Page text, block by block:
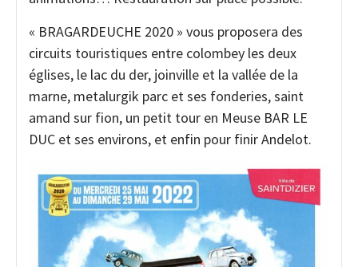
« BRAGARDEUCHE 2020 » vous proposera des
circuits touristiques entre colombey les deux
églises, le lac du der, joinville et la vallée de la
marne, metalurgik parc et ses fonderies, saint
amand sur fion, un petit tour en Meuse BAR LE
DUC et ses environs, et enfin pour finir Andelot.